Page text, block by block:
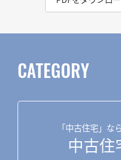
CATEGORY
「中古住宅」
中古住